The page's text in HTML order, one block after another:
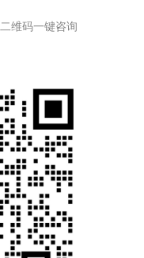
维码一键咨询